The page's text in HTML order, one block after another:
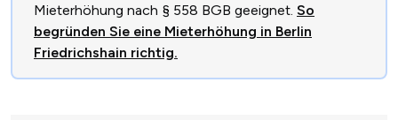
Mieterhöhung nach § 558 BGB geeignet. So
begründen Sie eine Mieterhöhung in Berlin
Friedrichshain richtig.